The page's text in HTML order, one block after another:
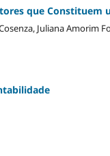
que Constituem
Juliana Amorim